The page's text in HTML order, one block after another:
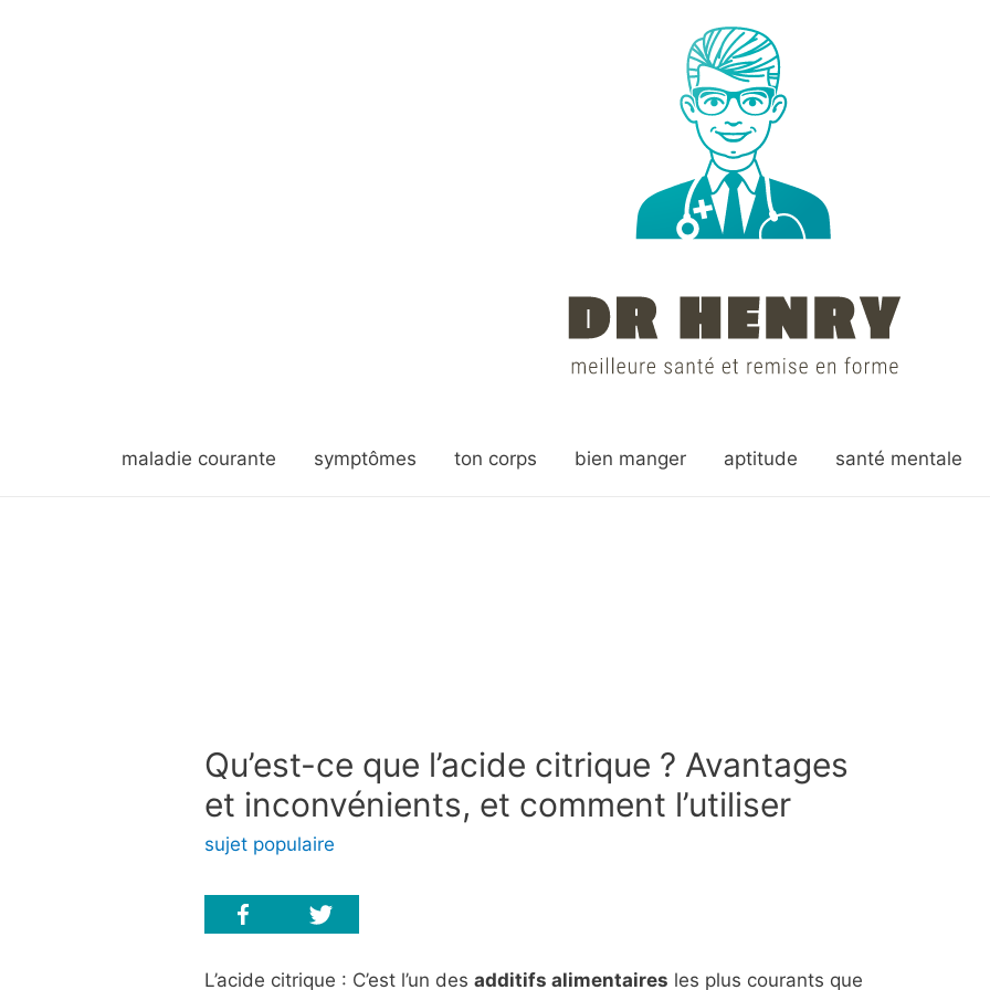
maladie courante symptômes ton corps bien manger aptitude santé mentale
Qu’est-ce que l’acide citrique ? Avantages
et inconvénients, et comment l’utiliser
sujet populaire
L’acide citrique : C’est l’un desadditifs alimentaires les plus courants que